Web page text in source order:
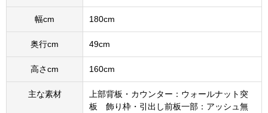
幅cm 180cm
奥行cm 49cm
高さcm 160cm
主な素材
上部背板・カウンター：ウォールナット突
板 飾り枠・引出し前板一部：アッシュ無